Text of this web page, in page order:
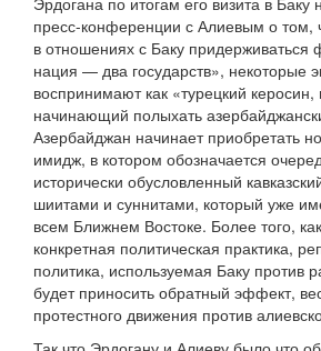
пресс-конференции с Алиевым о том,
в отношениях с Баку
нация — два государств», некоторые
воспринимают как «турецкий
начинающий полыхать
Азербайджан начинает приобретать
имидж, в котором обозначается
исторически обусловленный
шиитами и суннитами, который уже
всем Ближнем Востоке. Более того,
конкретная политическая практика,
политика, используемая Баку против
будет приносить обратный эффект,
протестного движения против